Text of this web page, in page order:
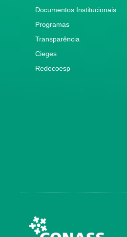
Documentos Institucionais
Programas
Transparência
Cieges
Redecoesp